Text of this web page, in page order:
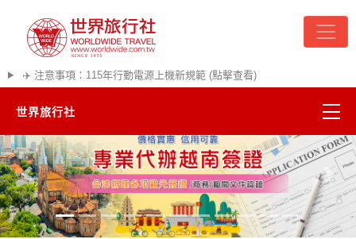
✈️ 注意事項：115年行動電源上機新規範 (點擊查看)
世界旅行社
精彩越南
熱門韓國
往前 往後